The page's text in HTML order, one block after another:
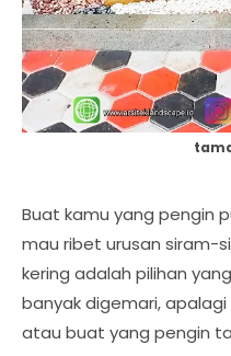
Buat kamu yang pengin
mau ribet urusan siram-
kering adalah pilihan
banyak digemari,
atau buat yang pengin